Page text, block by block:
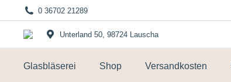
0 36702 21289
Unterland 50, 98724 Lauscha
Glasbläserei Shop Versandkosten